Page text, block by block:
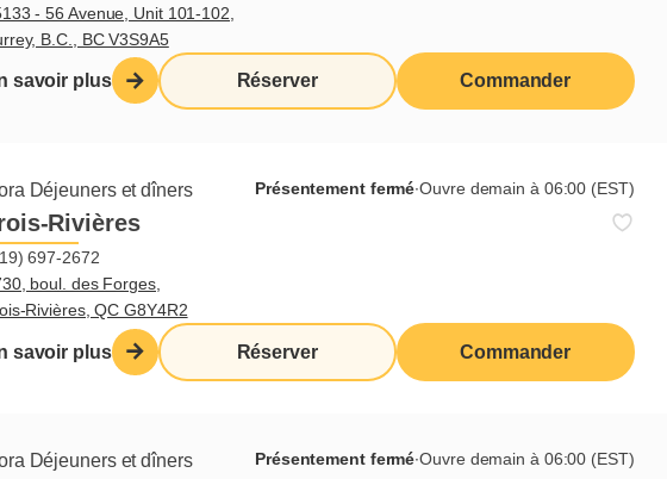
- 56 Avenue, Unit 101-102,
B.C., BC V3S9A5
savoir plus Réserver Commander
Déjeuners et dîners Présentement fermé∙Ouvre demain à 06:00 (EST)
Rivières
697-2672
boul. des Forges,
Rivières, QC G8Y4R2
savoir plus Réserver Commander
Déjeuners et dîners Présentement fermé∙Ouvre demain à 06:00 (EST)
coups de cœur : tartinades, sirop à la
un peu de notre univers chez toi.